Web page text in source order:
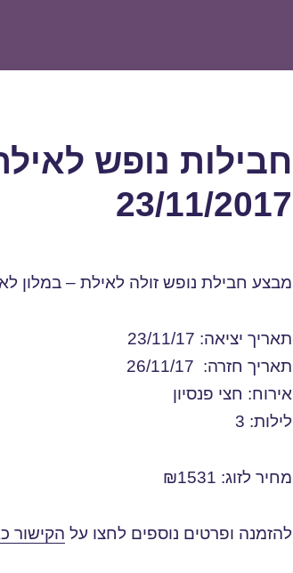
חבילות נופש
23/11/2017
מבצע חבילת נופש זולה לאילת – במלון
תאריך יציאה: 23/11/17
תאריך חזרה: 26/11/17
אירוח: חצי פנסיון
לילות: 3
מחיר לזוג: ₪1531
להזמנה ופרטים נוספים לחצו על הקישור